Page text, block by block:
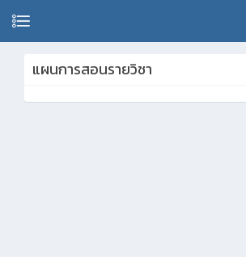
แผนการสอนรายวิชา